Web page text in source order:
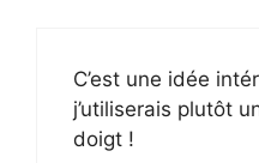
C’est une idée
j’utiliserais plutôt
doigt !